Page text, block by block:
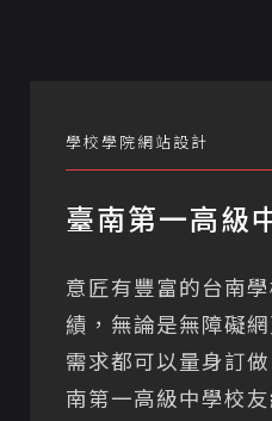
學校學院網站設計
臺南第一高級
意匠有豐富的台南
績，無論是無障礙
需求都可以量身訂
南第一高級中學校